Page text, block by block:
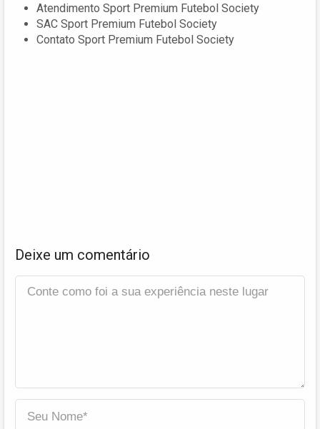
Atendimento Sport Premium Futebol Society
SAC Sport Premium Futebol Society
Contato Sport Premium Futebol Society
Deixe um comentário